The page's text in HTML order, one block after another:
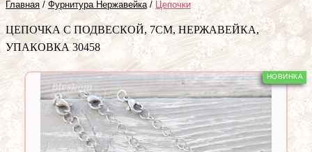
Главная / Фурнитура Нержавейка / Цепочки
ЦЕПОЧКА С ПОДВЕСКОЙ, 7СМ, НЕРЖАВЕЙКА,
УПАКОВКА 30458